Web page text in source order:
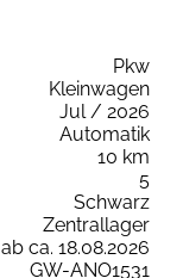
Pkw
Kleinwagen
Jul / 2026
Automatik
10 km
5
Schwarz
Zentrallager
ab ca. 18.08.2026
GW-ANO1531